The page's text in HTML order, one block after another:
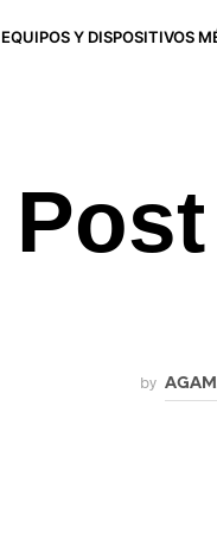
EQUIPOS Y DISPOSITIVOS
by